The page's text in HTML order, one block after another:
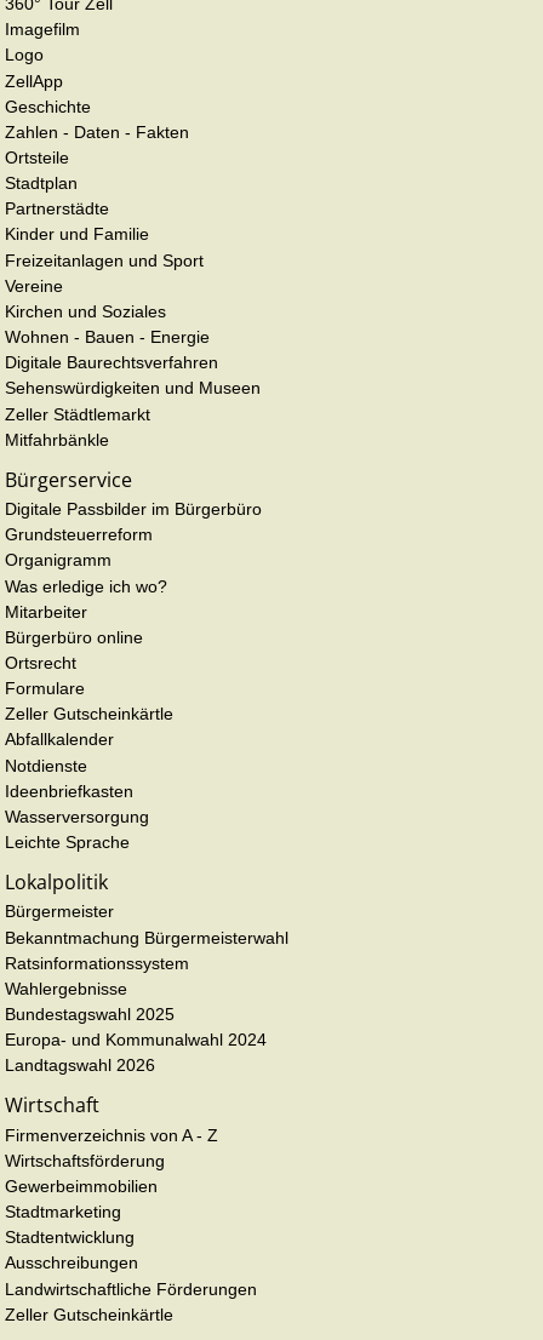
Imagefilm
Logo
ZellApp
Geschichte
Zahlen - Daten - Fakten
Ortsteile
Stadtplan
Partnerstädte
Kinder und Familie
Freizeitanlagen und Sport
Vereine
Kirchen und Soziales
Wohnen - Bauen - Energie
Digitale Baurechtsverfahren
Sehenswürdigkeiten und Museen
Zeller Städtlemarkt
Mitfahrbänkle
Bürgerservice
Digitale Passbilder im Bürgerbüro
Grundsteuerreform
Organigramm
Was erledige ich wo?
Mitarbeiter
Bürgerbüro online
Ortsrecht
Formulare
Zeller Gutscheinkärtle
Abfallkalender
Notdienste
Ideenbriefkasten
Wasserversorgung
Leichte Sprache
Lokalpolitik
Bürgermeister
Bekanntmachung Bürgermeisterwahl
Ratsinformationssystem
Wahlergebnisse
Bundestagswahl 2025
Europa- und Kommunalwahl 2024
Landtagswahl 2026
Wirtschaft
Firmenverzeichnis von A - Z
Wirtschaftsförderung
Gewerbeimmobilien
Stadtmarketing
Stadtentwicklung
Ausschreibungen
Landwirtschaftliche Förderungen
Zeller Gutscheinkärtle